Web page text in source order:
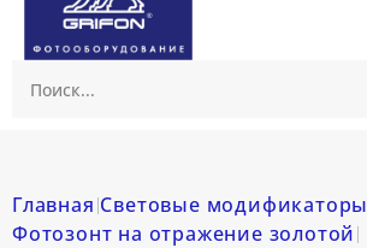
Главная Световые модификаторы
Фотозонт на отражение золотой